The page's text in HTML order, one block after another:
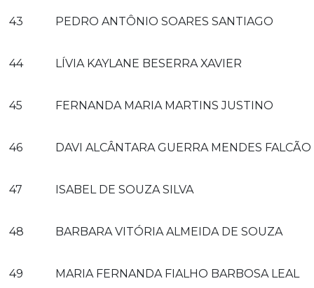
43 PEDRO ANTÔNIO SOARES SANTIAGO
44 LÍVIA KAYLANE BESERRA XAVIER
45 FERNANDA MARIA MARTINS JUSTINO
46 DAVI ALCÂNTARA GUERRA MENDES FALCÃO
47 ISABEL DE SOUZA SILVA
48 BARBARA VITÓRIA ALMEIDA DE SOUZA
49 MARIA FERNANDA FIALHO BARBOSA LEAL